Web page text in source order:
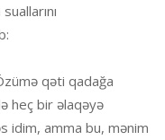
qəti qadağa
heç bir əlaqəyə
idim, amma bu, mənim